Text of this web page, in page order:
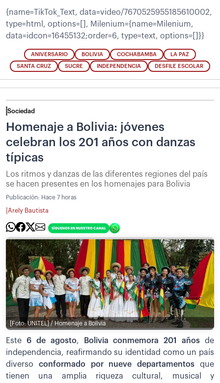
{name=TikTok_Text, data=video/7670525955185610002,
type=html, options=[], Milenium={name=Milenium,
data=idcon=16455132;order=6, type=text, options=[]}}
ANIVERSARIO BOLIVIA COCHABAMBA LA PAZ
SANTA CRUZ SUCRE INDEPENDENCIA DESFILE ESCOLAR
Sociedad
Homenaje a Bolivia: jóvenes
celebran los 201 años con danzas
típicas
Los ritmos y danzas de las diferentes regiones del país
se hacen presentes en los homenajes para Bolivia
Publicación: Hace 7 horas
Arely Bautista
[Foto: UNITEL] / Homenaje a Bolivia
Este 6 de agosto, Bolivia conmemora 201 años de
independencia, reafirmando su identidad como un país
diverso conformado por nueve departamentos que
tienen una amplia riqueza cultural, musical y